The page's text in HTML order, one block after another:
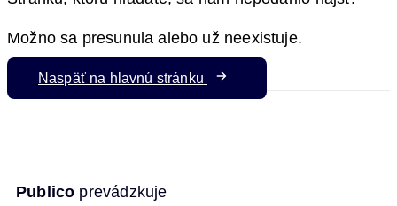
Možno sa presunula alebo už neexistuje.
Naspäť na hlavnú stránku
Publico prevádzkuje